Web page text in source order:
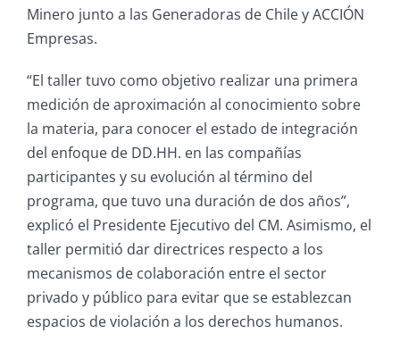
Minero junto a las Generadoras de Chile y ACCIÓN
Empresas.
“El taller tuvo como objetivo realizar una primera
medición de aproximación al conocimiento sobre
la materia, para conocer el estado de integración
del enfoque de DD.HH. en las compañías
participantes y su evolución al término del
programa, que tuvo una duración de dos años”,
explicó el Presidente Ejecutivo del CM. Asimismo, el
taller permitió dar directrices respecto a los
mecanismos de colaboración entre el sector
privado y público para evitar que se establezcan
espacios de violación a los derechos humanos.